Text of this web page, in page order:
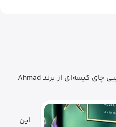
یک پک ترکیبی چای کیسه‌ای از برند Ahmad
این